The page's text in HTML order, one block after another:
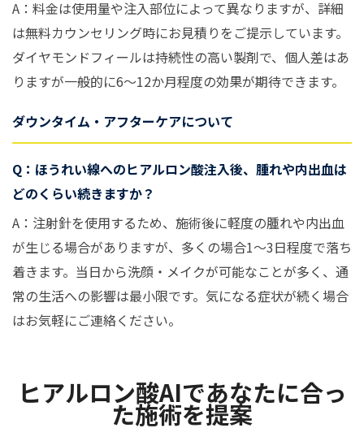
A：料金は使用量や注入部位によって異なりますが、詳細
は無料カウンセリング時にお見積りをご提示しています。
ダイヤモンドフィールは持続性の高い製剤で、個人差はあ
りますが一般的に6〜12か月程度の効果が期待できます。
ダウンタイム・アフターケアについて
Q：ほうれい線へのヒアルロン酸注入後、腫れや内出血は
どのくらい続きますか？
A：注射針を使用するため、施術後に軽度の腫れや内出血
が生じる場合がありますが、多くの場合1〜3日程度で落ち
着きます。当日から洗顔・メイクが可能なことが多く、通
常の生活への影響は最小限です。気になる症状が続く場合
はお気軽にご連絡ください。
ヒアルロン酸AIであなたに合っ
た施術を提案